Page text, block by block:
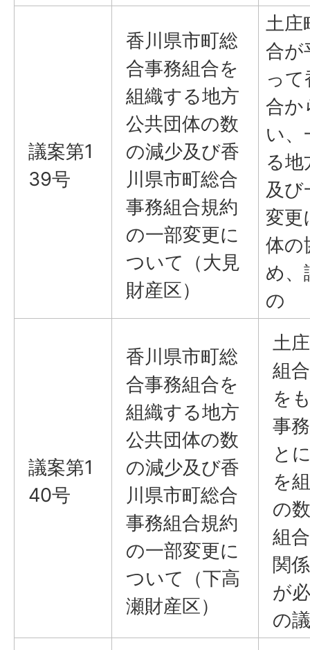
議案第1
39号
香川県市町総
合事務組合を
組織する地方
公共団体の数
の減少及び香
川県市町総合
事務組合規約
の一部変更に
ついて（大見
財産区）
土庄
合が
っ
合か
い、
る地
及び
変更
体の
め、
の
議案第1
40号
香川県市町総
合事務組合を
組織する地方
公共団体の数
の減少及び香
川県市町総合
事務組合規約
の一部変更に
ついて（下高
瀬財産区）
土
組
を
事
と
を
の
組
関
が
の